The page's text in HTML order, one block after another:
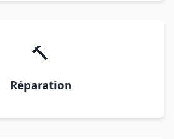
🔨
Réparation